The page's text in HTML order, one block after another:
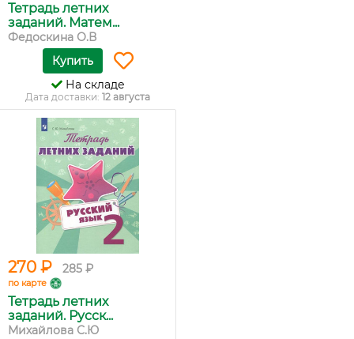
Тетрадь летних
заданий. Матем...
Федоскина О.В
Купить
На складе
Дата доставки: 12 августа
270 ₽ 285 ₽
по карте
Тетрадь летних
заданий. Русск...
Михайлова С.Ю